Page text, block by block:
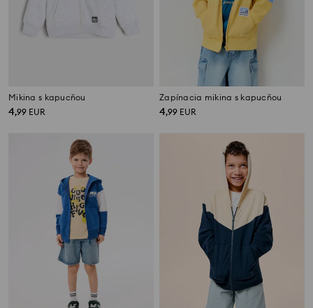
Mikina s kapucňou
4,99 EUR
Zapínacia mikina s kapucňou
4,99 EUR